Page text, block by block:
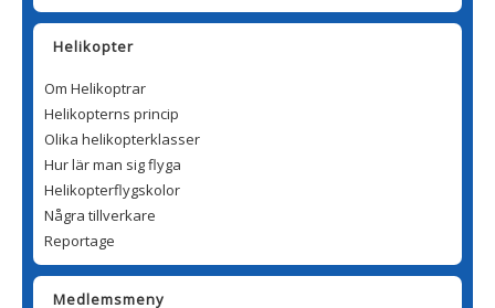
Helikopter
Om Helikoptrar
Helikopterns princip
Olika helikopterklasser
Hur lär man sig flyga
Helikopterflygskolor
Några tillverkare
Reportage
Medlemsmeny